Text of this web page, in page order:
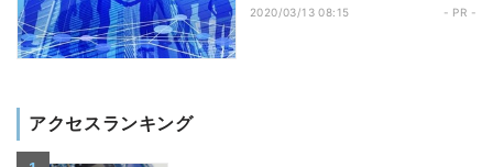
2020/03/13 08:15 - PR -
アクセスランキング